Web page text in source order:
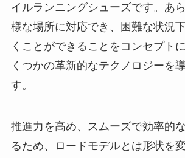
イルランニングシューズです。あ
様な場所に対応でき、困難な状況
くことができることをコンセプト
くつかの革新的なテクノロジーを
す。
推進力を高め、スムーズで効率的
るため、ロードモデルとは形状を